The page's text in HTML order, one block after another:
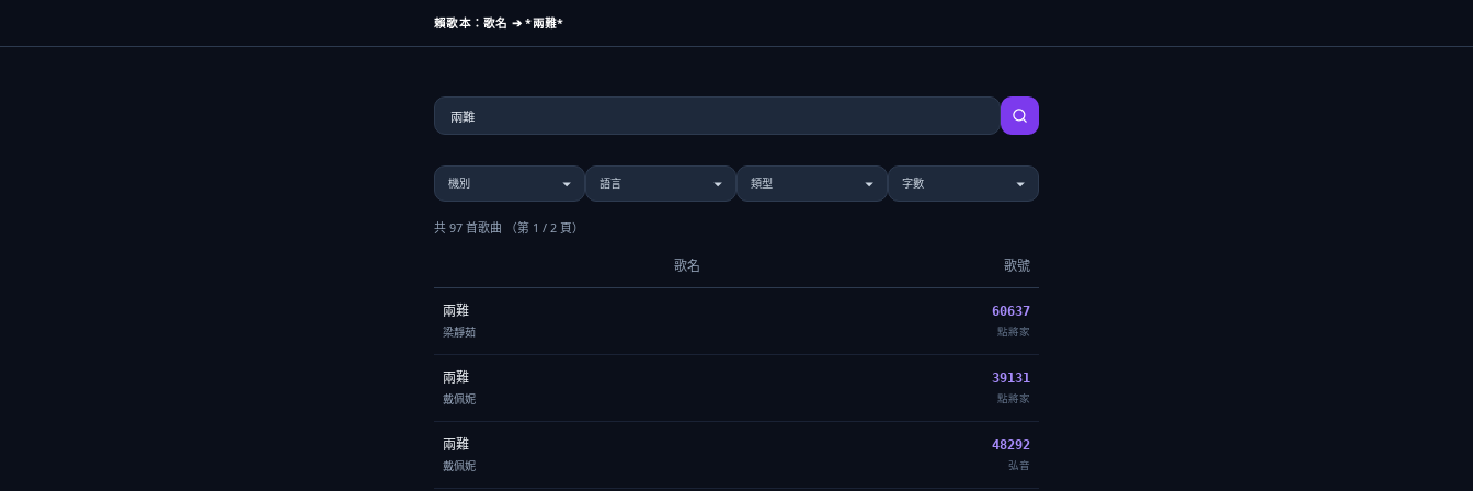
賴歌本：歌名 ➔ *兩難*
共 97 首歌曲 （第 1 / 2 頁）
歌名 歌號
兩難
梁靜茹
60637
點將家
兩難
戴佩妮
39131
點將家
兩難
戴佩妮
48292
弘音